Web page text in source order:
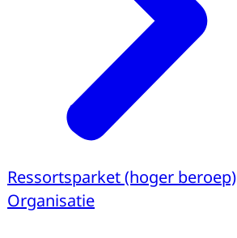
Ressortsparket (hoger beroep)
Organisatie